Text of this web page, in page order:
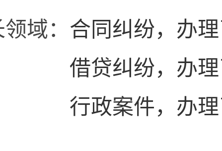
域： 合同纠纷，办
借贷纠纷，办
行政案件，办